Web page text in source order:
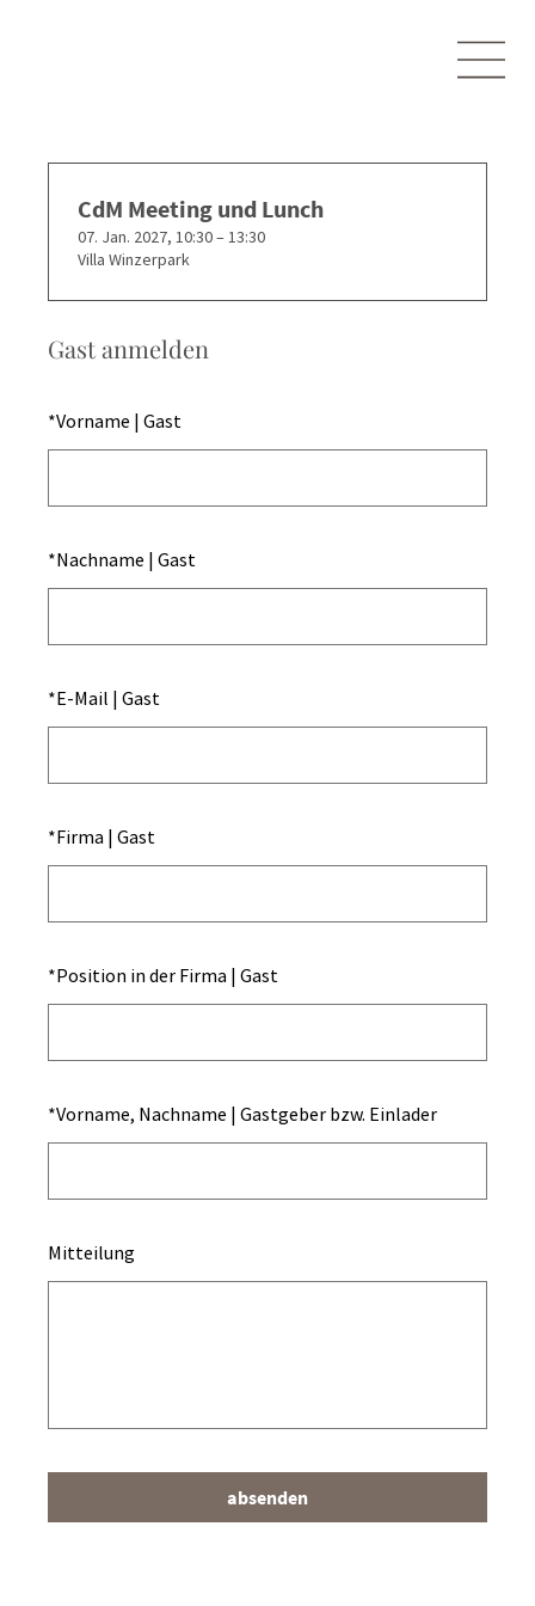
Gast anmelden
*Vorname | Gast
*Nachname | Gast
*E-Mail | Gast
*Firma | Gast
*Position in der Firma | Gast
*Vorname, Nachname | Gastgeber bzw. Einlader
Mitteilung
absenden
CdM Meeting und Lunch
07. Jan. 2027, 10:30 – 13:30
Villa Winzerpark